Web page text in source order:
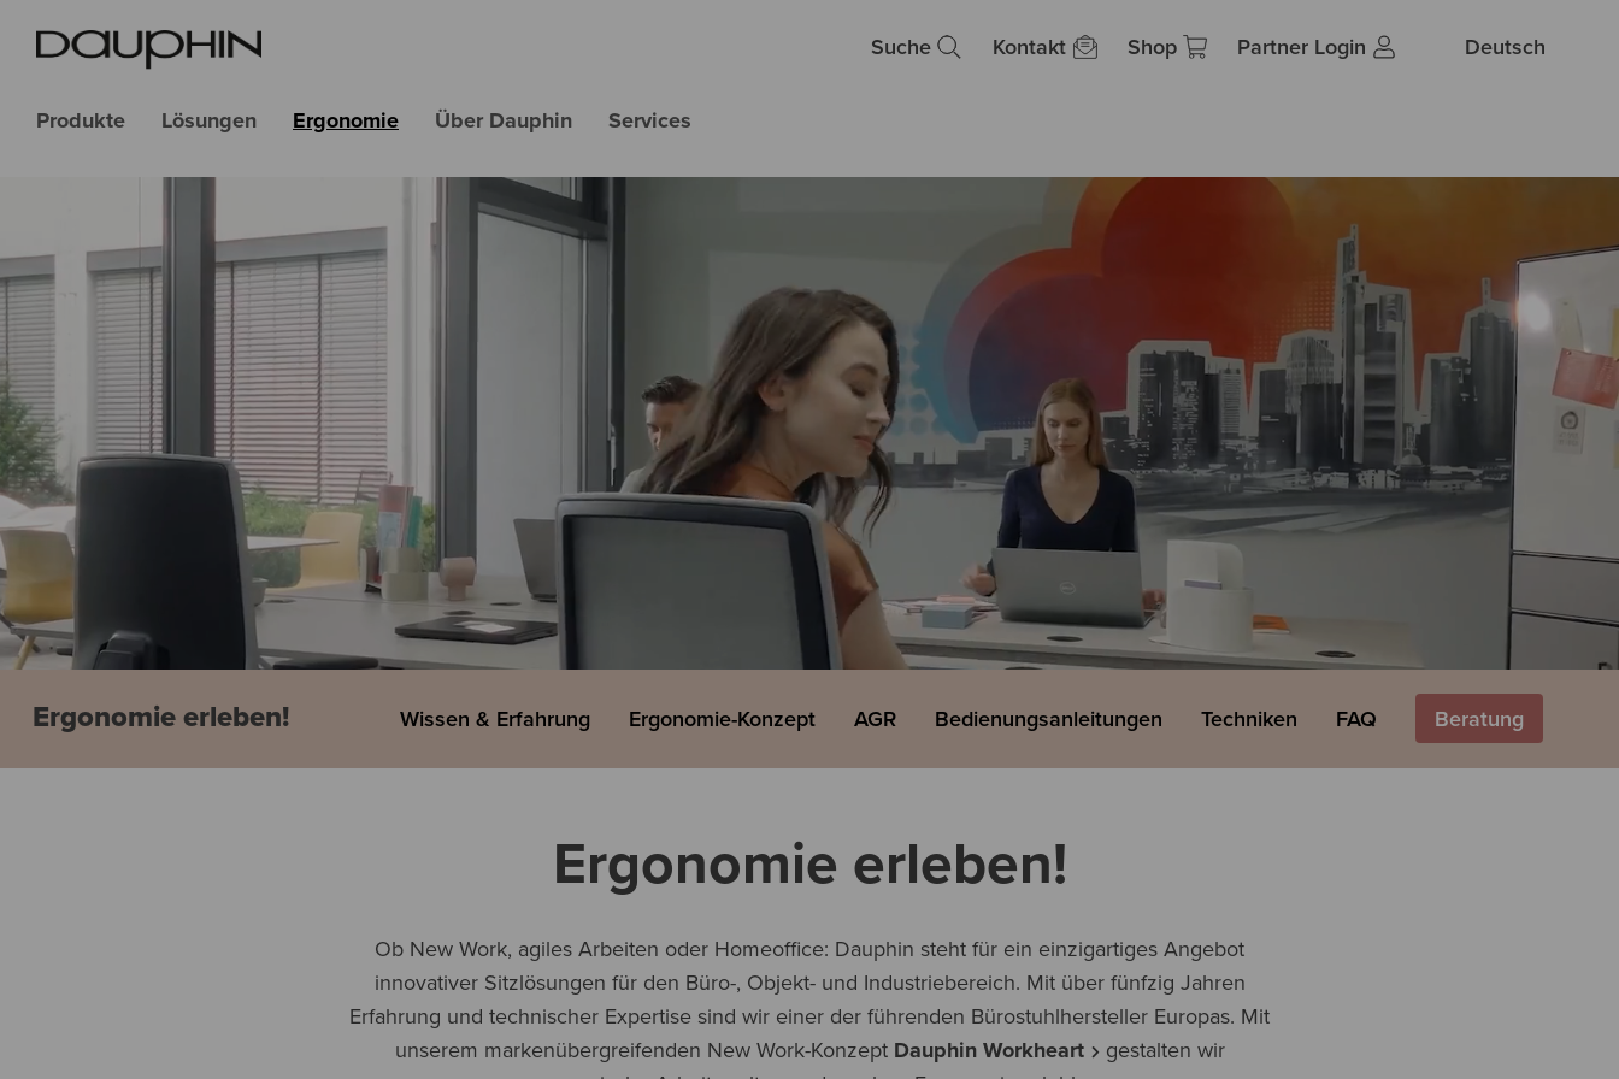
Suche Kontakt Shop Partner Login Deutsch
Produkte Lösungen Ergonomie Über Dauphin Services
Ergonomie erleben! Wissen & Erfahrung Ergonomie-Konzept AGR Bedienungsanleitungen Techniken FAQ Beratung
Ergonomie erleben!
Ob New Work, agiles Arbeiten oder Homeoffice: Dauphin steht für ein einzigartiges Angebot
innovativer Sitzlösungen für den Büro-, Objekt- und Industriebereich. Mit über fünfzig Jahren
Erfahrung und technischer Expertise sind wir einer der führenden Bürostuhlhersteller Europas. Mit
unserem markenübergreifenden New Work-Konzept Dauphin Workheart
gestalten wir